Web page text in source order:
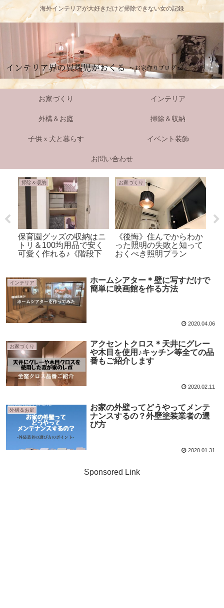
海外インテリアが大好きだけど掃除できない女の記録
お家づくり インテリア
外構＆お庭 掃除＆収納
子供ｘ犬と暮らす イベント装飾
お問い合わせ
掃除＆収納
保育園グッズの収納はニ
トリ＆100均用品で安く
可愛く作れる♪《階段下
お家づくり
《後悔》住んでからわか
った照明の失敗と知って
おくべき照明プラン
インテリア
ホームシアター＊壁に写すだけで
簡単に映画館を作る方法
2020.04.06
お家づくり
アクセントクロス＊天井にグレー
や木目を使用♪キッチン等全ての品
番もご紹介します
2020.02.11
外構＆お庭
お家の外壁ってどうやってメンテ
ナンスするの？外壁塗装業者の選
び方
2020.01.31
Sponsored Link